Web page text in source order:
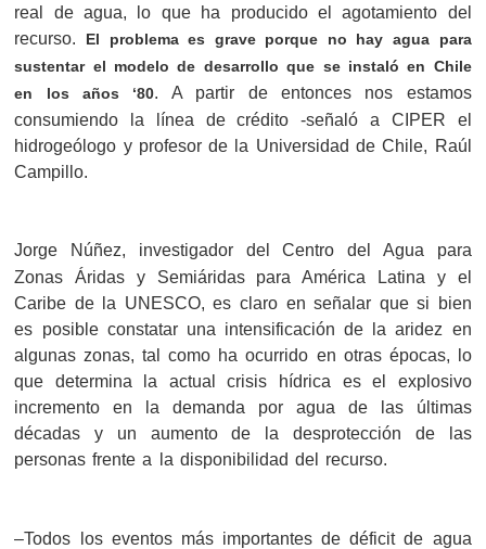
real de agua, lo que ha producido el agotamiento del
recurso.
El problema es grave porque no hay agua para
sustentar el modelo de desarrollo que se instaló en Chile
en los años ‘80 . A partir de entonces nos estamos
consumiendo la línea de crédito -señaló a CIPER el
hidrogeólogo y profesor de la Universidad de Chile, Raúl
Campillo.
Jorge Núñez,
investigador del Centro del Agua para
Zonas Áridas y Semiáridas para América Latina y el
Caribe de la UNESCO, es claro en señalar que si bien
es posible constatar una intensificación de la aridez en
algunas zonas, tal como ha ocurrido en otras épocas, lo
que determina la actual crisis hídrica es el explosivo
incremento en la demanda por agua de las últimas
décadas y un aumento de la desprotección de las
personas frente a la disponibilidad del recurso.
–Todos los eventos más importantes de déficit de agua